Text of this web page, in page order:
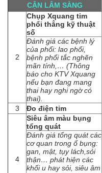
CẬN LÂM SÀNG
2
Chụp Xquang tim
phổi thẳng kỹ thuật
số
Đánh giá các bệnh lý
của phổi: lao phổi,
bệnh phổi tắc nghẽn
mãn tính,… (Thông
báo cho KTV Xquang
nếu bạn đang mang
thai hay nghi ngờ có
thai).
3
Đo điện tim
4
Siêu âm màu bụng
tổng quát
Đánh giá tổng quát các
cơ quan trong ổ bụng:
gan, mật, tụy lách,sỏi
thận… phát hiện các
khối u hay sỏi, siêu âm